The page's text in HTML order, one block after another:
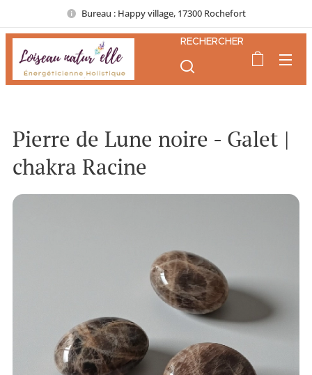
Bureau : Happy village, 17300 Rochefort
RECHERCHER
Pierre de Lune noire - Galet |
chakra Racine